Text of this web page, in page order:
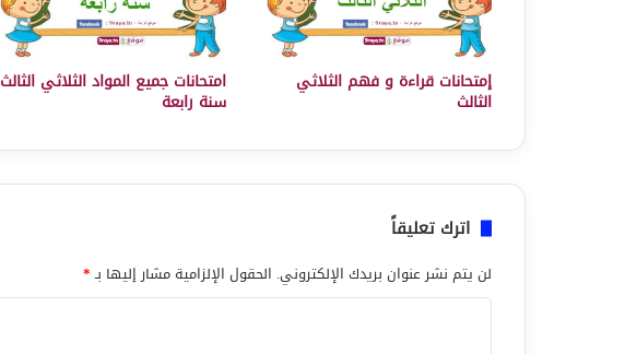
إمتحانات قراءة و فهم الثلاثي
الثالث
امتحانات جميع المواد الثلاثي الثالث
سنة رابعة
اترك تعليقاً
لن يتم نشر عنوان بريدك الإلكتروني. الحقول الإلزامية مشار إليها بـ*